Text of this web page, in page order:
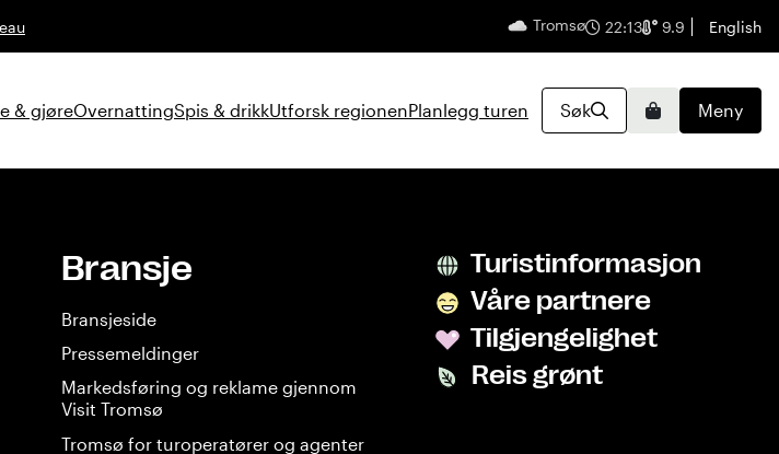
Tromsø 22:13 9.9 English
Norsk
& gjøreOvernattingSpis & drikkUtforsk regionenPlanlegg turen Søk Meny
Bransje
Bransjeside
Pressemeldinger
Markedsføring og reklame gjennom
Visit Tromsø
Tromsø for turoperatører og agenter
Turistinformasjon
Våre partnere
Tilgjengelighet
Reis grønt